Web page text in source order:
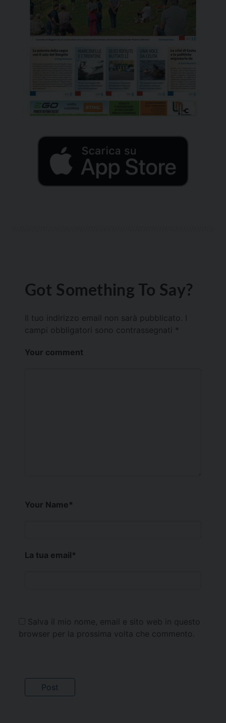
Got Something To Say?
Il tuo indirizzo email non sarà pubblicato.
campi obbligatori sono contrassegnati *
Your comment
Your Name*
La tua email*
Salva il mio nome, email e sito web in questo
browser per la prossima volta che commento.